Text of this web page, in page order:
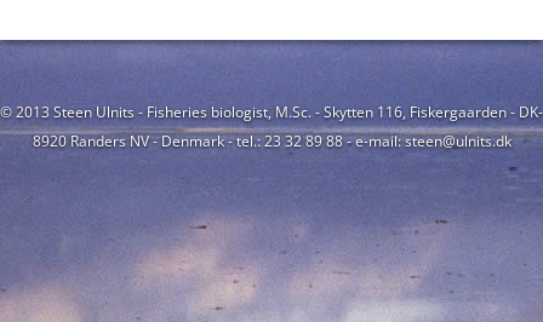
© 2013 Steen Ulnits - Fisheries biologist, M.Sc. - Skytten 116, Fiskergaarden - DK-
8920 Randers NV - Denmark - tel.: 23 32 89 88 - e-mail: steen@ulnits.dk